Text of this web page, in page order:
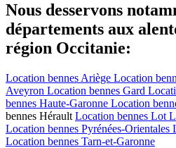
Nous desservons
départements aux
région Occitanie:
Location bennes Ariège Location
Aveyron Location bennes Gard
bennes Haute-Garonne Location
bennes Hérault Location bennes Lot
Location bennes Pyrénées-Orientales
Location bennes Tarn-et-Garonne